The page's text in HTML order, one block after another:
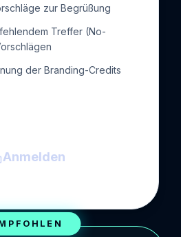
zur Begrüßung
Treffer (No-
der Branding-Credits
Anmelden